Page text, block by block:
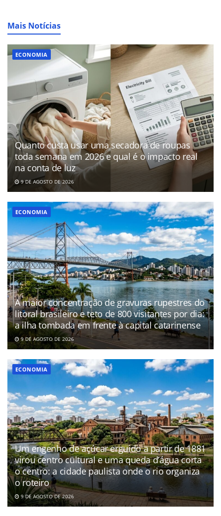
Mais Notícias
ECONOMIA
Quanto custa usar uma secadora de roupas
toda semana em 2026 e qual é o impacto real
na conta de luz
9 DE AGOSTO DE 2026
ECONOMIA
A maior concentração de gravuras rupestres do
litoral brasileiro e teto de 800 visitantes por dia:
a ilha tombada em frente à capital catarinense
9 DE AGOSTO DE 2026
ECONOMIA
Um engenho de açúcar erguido a partir de 1881
virou centro cultural e uma queda d’água corta
o centro: a cidade paulista onde o rio organiza
o roteiro
9 DE AGOSTO DE 2026